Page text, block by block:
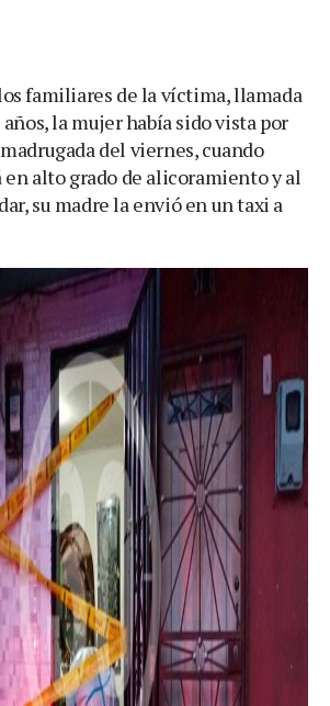
familiares de la víctima, llamada
años, la mujer había sido vista por
del viernes, cuando
en alto grado de alicoramiento y al
su madre la envió en un taxi a